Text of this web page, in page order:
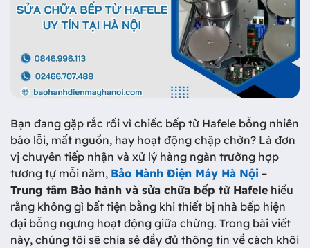
Bạn đang gặp rắc rối vì chiếc bếp từ Hafele bỗng nhiên
báo lỗi, mất nguồn, hay hoạt động chập chờn? Là đơn
vị chuyên tiếp nhận và xử lý hàng ngàn trường hợp
tương tự mỗi năm, Bảo Hành Điện Máy Hà Nội –
Trung tâm Bảo hành và sửa chữa bếp từ Hafele hiểu
rằng không gì bất tiện bằng khi thiết bị nhà bếp hiện
đại bỗng ngưng hoạt động giữa chừng. Trong bài viết
này, chúng tôi sẽ chia sẻ đầy đủ thông tin về cách khôi